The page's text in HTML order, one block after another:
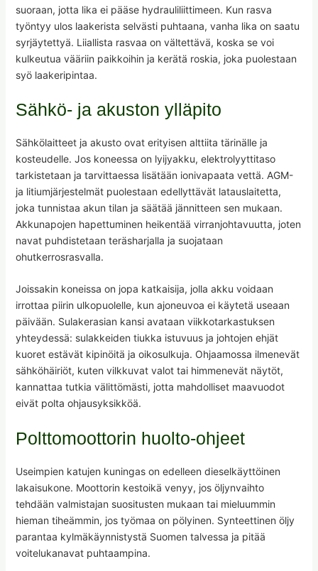
suoraan, jotta lika ei pääse hydrauliliittimeen. Kun rasva
työntyy ulos laakerista selvästi puhtaana, vanha lika on saatu
syrjäytettyä. Liiallista rasvaa on vältettävä, koska se voi
kulkeutua vääriin paikkoihin ja kerätä roskia, joka puolestaan
syö laakeripintaa.
Sähkö- ja akuston ylläpito
Sähkölaitteet ja akusto ovat erityisen alttiita tärinälle ja
kosteudelle. Jos koneessa on lyijyakku, elektrolyyttitaso
tarkistetaan ja tarvittaessa lisätään ionivapaata vettä. AGM-
ja litiumjärjestelmät puolestaan edellyttävät latauslaitetta,
joka tunnistaa akun tilan ja säätää jännitteen sen mukaan.
Akkunapojen hapettuminen heikentää virranjohtavuutta, joten
navat puhdistetaan teräsharjalla ja suojataan
ohutkerrosrasvalla.
Joissakin koneissa on jopa katkaisija, jolla akku voidaan
irrottaa piirin ulkopuolelle, kun ajoneuvoa ei käytetä useaan
päivään. Sulakerasian kansi avataan viikkotarkastuksen
yhteydessä: sulakkeiden tiukka istuvuus ja johtojen ehjät
kuoret estävät kipinöitä ja oikosulkuja. Ohjaamossa ilmenevät
sähköhäiriöt, kuten vilkkuvat valot tai himmenevät näytöt,
kannattaa tutkia välittömästi, jotta mahdolliset maavuodot
eivät polta ohjausyksikköä.
Polttomoottorin huolto-ohjeet
Useimpien katujen kuningas on edelleen dieselkäyttöinen
lakaisukone. Moottorin kestoikä venyy, jos öljynvaihto
tehdään valmistajan suositusten mukaan tai mieluummin
hieman tiheämmin, jos työmaa on pölyinen. Synteettinen öljy
parantaa kylmäkäynnistystä Suomen talvessa ja pitää
voitelukanavat puhtaampina.